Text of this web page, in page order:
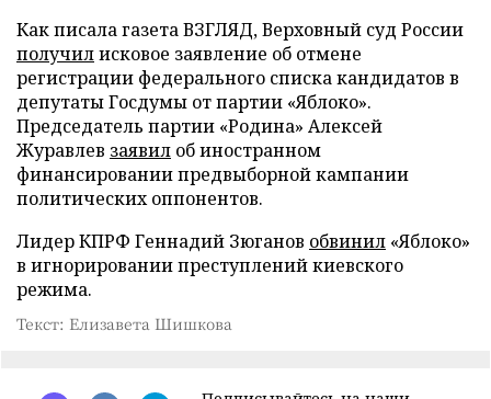
Как писала газета ВЗГЛЯД, Верховный суд России
получилисковое заявление об отмене
регистрации федерального списка кандидатов в
депутаты Госдумы от партии «Яблоко».
Председатель партии «Родина» Алексей
Журавлев заявил об иностранном
финансировании предвыборной кампании
политических оппонентов.
Лидер КПРФ Геннадий Зюганов обвинил «Яблоко»
в игнорировании преступлений киевского
режима.
Текст: Елизавета Шишкова